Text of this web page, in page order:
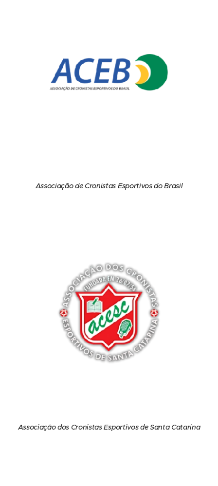
Associação de Cronistas Esportivos do Brasil
Associação dos Cronistas Esportivos de Santa Catarina